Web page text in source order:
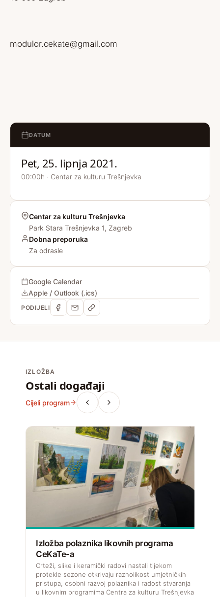
modulor.cekate@gmail.com
DATUM
Pet, 25. lipnja 2021.
00:00h · Centar za kulturu Trešnjevka
Centar za kulturu Trešnjevka
Park Stara Trešnjevka 1, Zagreb
Dobna preporuka
Za odrasle
Google Calendar
Apple / Outlook (.ics)
PODIJELI
IZLOŽBA
Ostali događaji
Cijeli program
Izložba polaznika likovnih programa
CeKaTe-a
Crteži, slike i keramički radovi nastali tijekom
protekle sezone otkrivaju raznolikost umjetničkih
pristupa, osobni razvoj polaznika i radost stvaranja
u likovnim programima Centra za kulturu Trešnjevka.